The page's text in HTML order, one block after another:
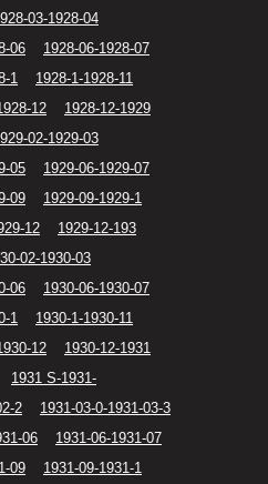
03-1928-04
06
1928-06-1928-07
1
1928-1-1928-11
12
1928-12-1929
02-1929-03
05
1929-06-1929-07
09
1929-09-1929-1
12
1929-12-193
02-1930-03
06
1930-06-1930-07
1
1930-1-1930-11
12
1930-12-1931
1931 S-1931-
2
1931-03-0-1931-03-3
06
1931-06-1931-07
09
1931-09-1931-1